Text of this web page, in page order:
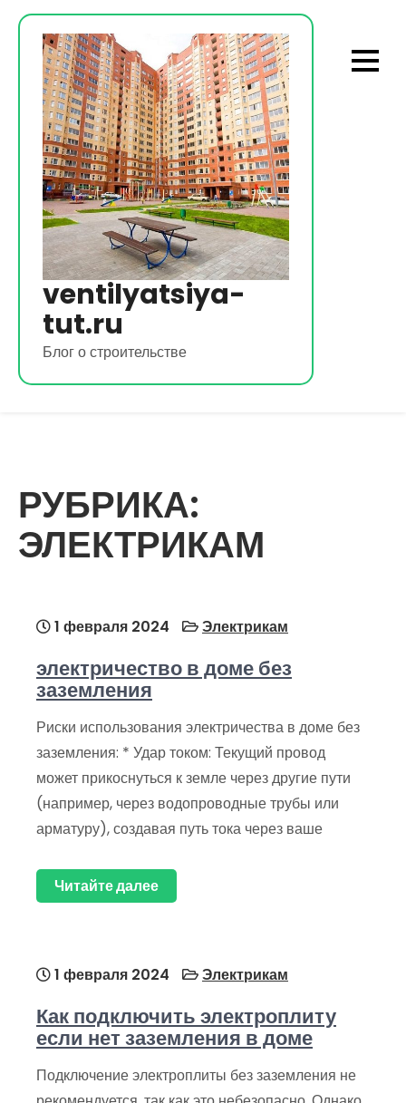
Перейти
содержимому
ventilyatsiya-
tut.ru
Блог о строительстве
РУБРИКА:
ЭЛЕКТРИКАМ
1 февраля 2024 Электрикам
электричество в доме без
заземления
Риски использования электричества в доме без
заземления: * Удар током: Текущий провод
может прикоснуться к земле через другие пути
(например, через водопроводные трубы или
арматуру), создавая путь тока через ваше
Читайте далее
1 февраля 2024 Электрикам
Как подключить электроплиту
если нет заземления в доме
Подключение электроплиты без заземления не